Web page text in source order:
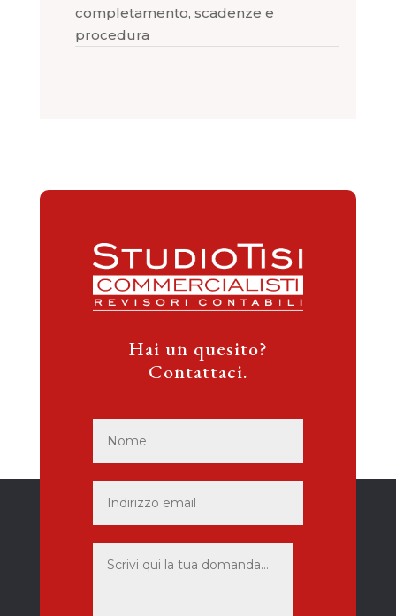
completamento, scadenze e
procedura
Hai un quesito?
Contattaci.